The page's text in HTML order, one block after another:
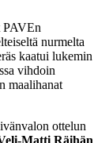
PAVEn
nurmelta
kaatui lukemin
vihdoin
maalihanat
ottelun
Matti Räihän